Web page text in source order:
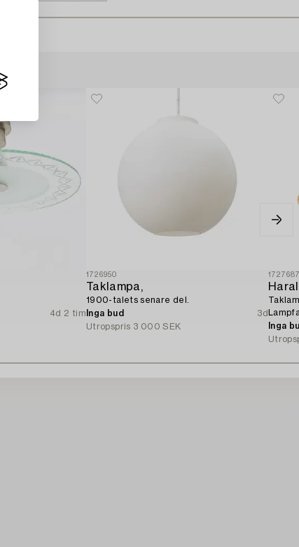
4d 2 tim
1726950
Taklampa,
1900-talets senare del.
Inga bud
3d
Utropspris 3 000 SEK
Inga